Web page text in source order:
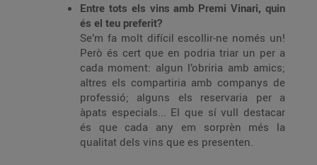
Entre tots els vins amb Premi Vinari, quin
és el teu preferit?
Se’m fa molt difícil escollir-ne només un!
Però és cert que en podria triar un per a
cada moment: algun l’obriria amb amics;
altres els compartiria amb companys de
professió; alguns els reservaria per a
àpats especials... El que sí vull destacar
és que cada any em sorprèn més la
qualitat dels vins que es presenten.